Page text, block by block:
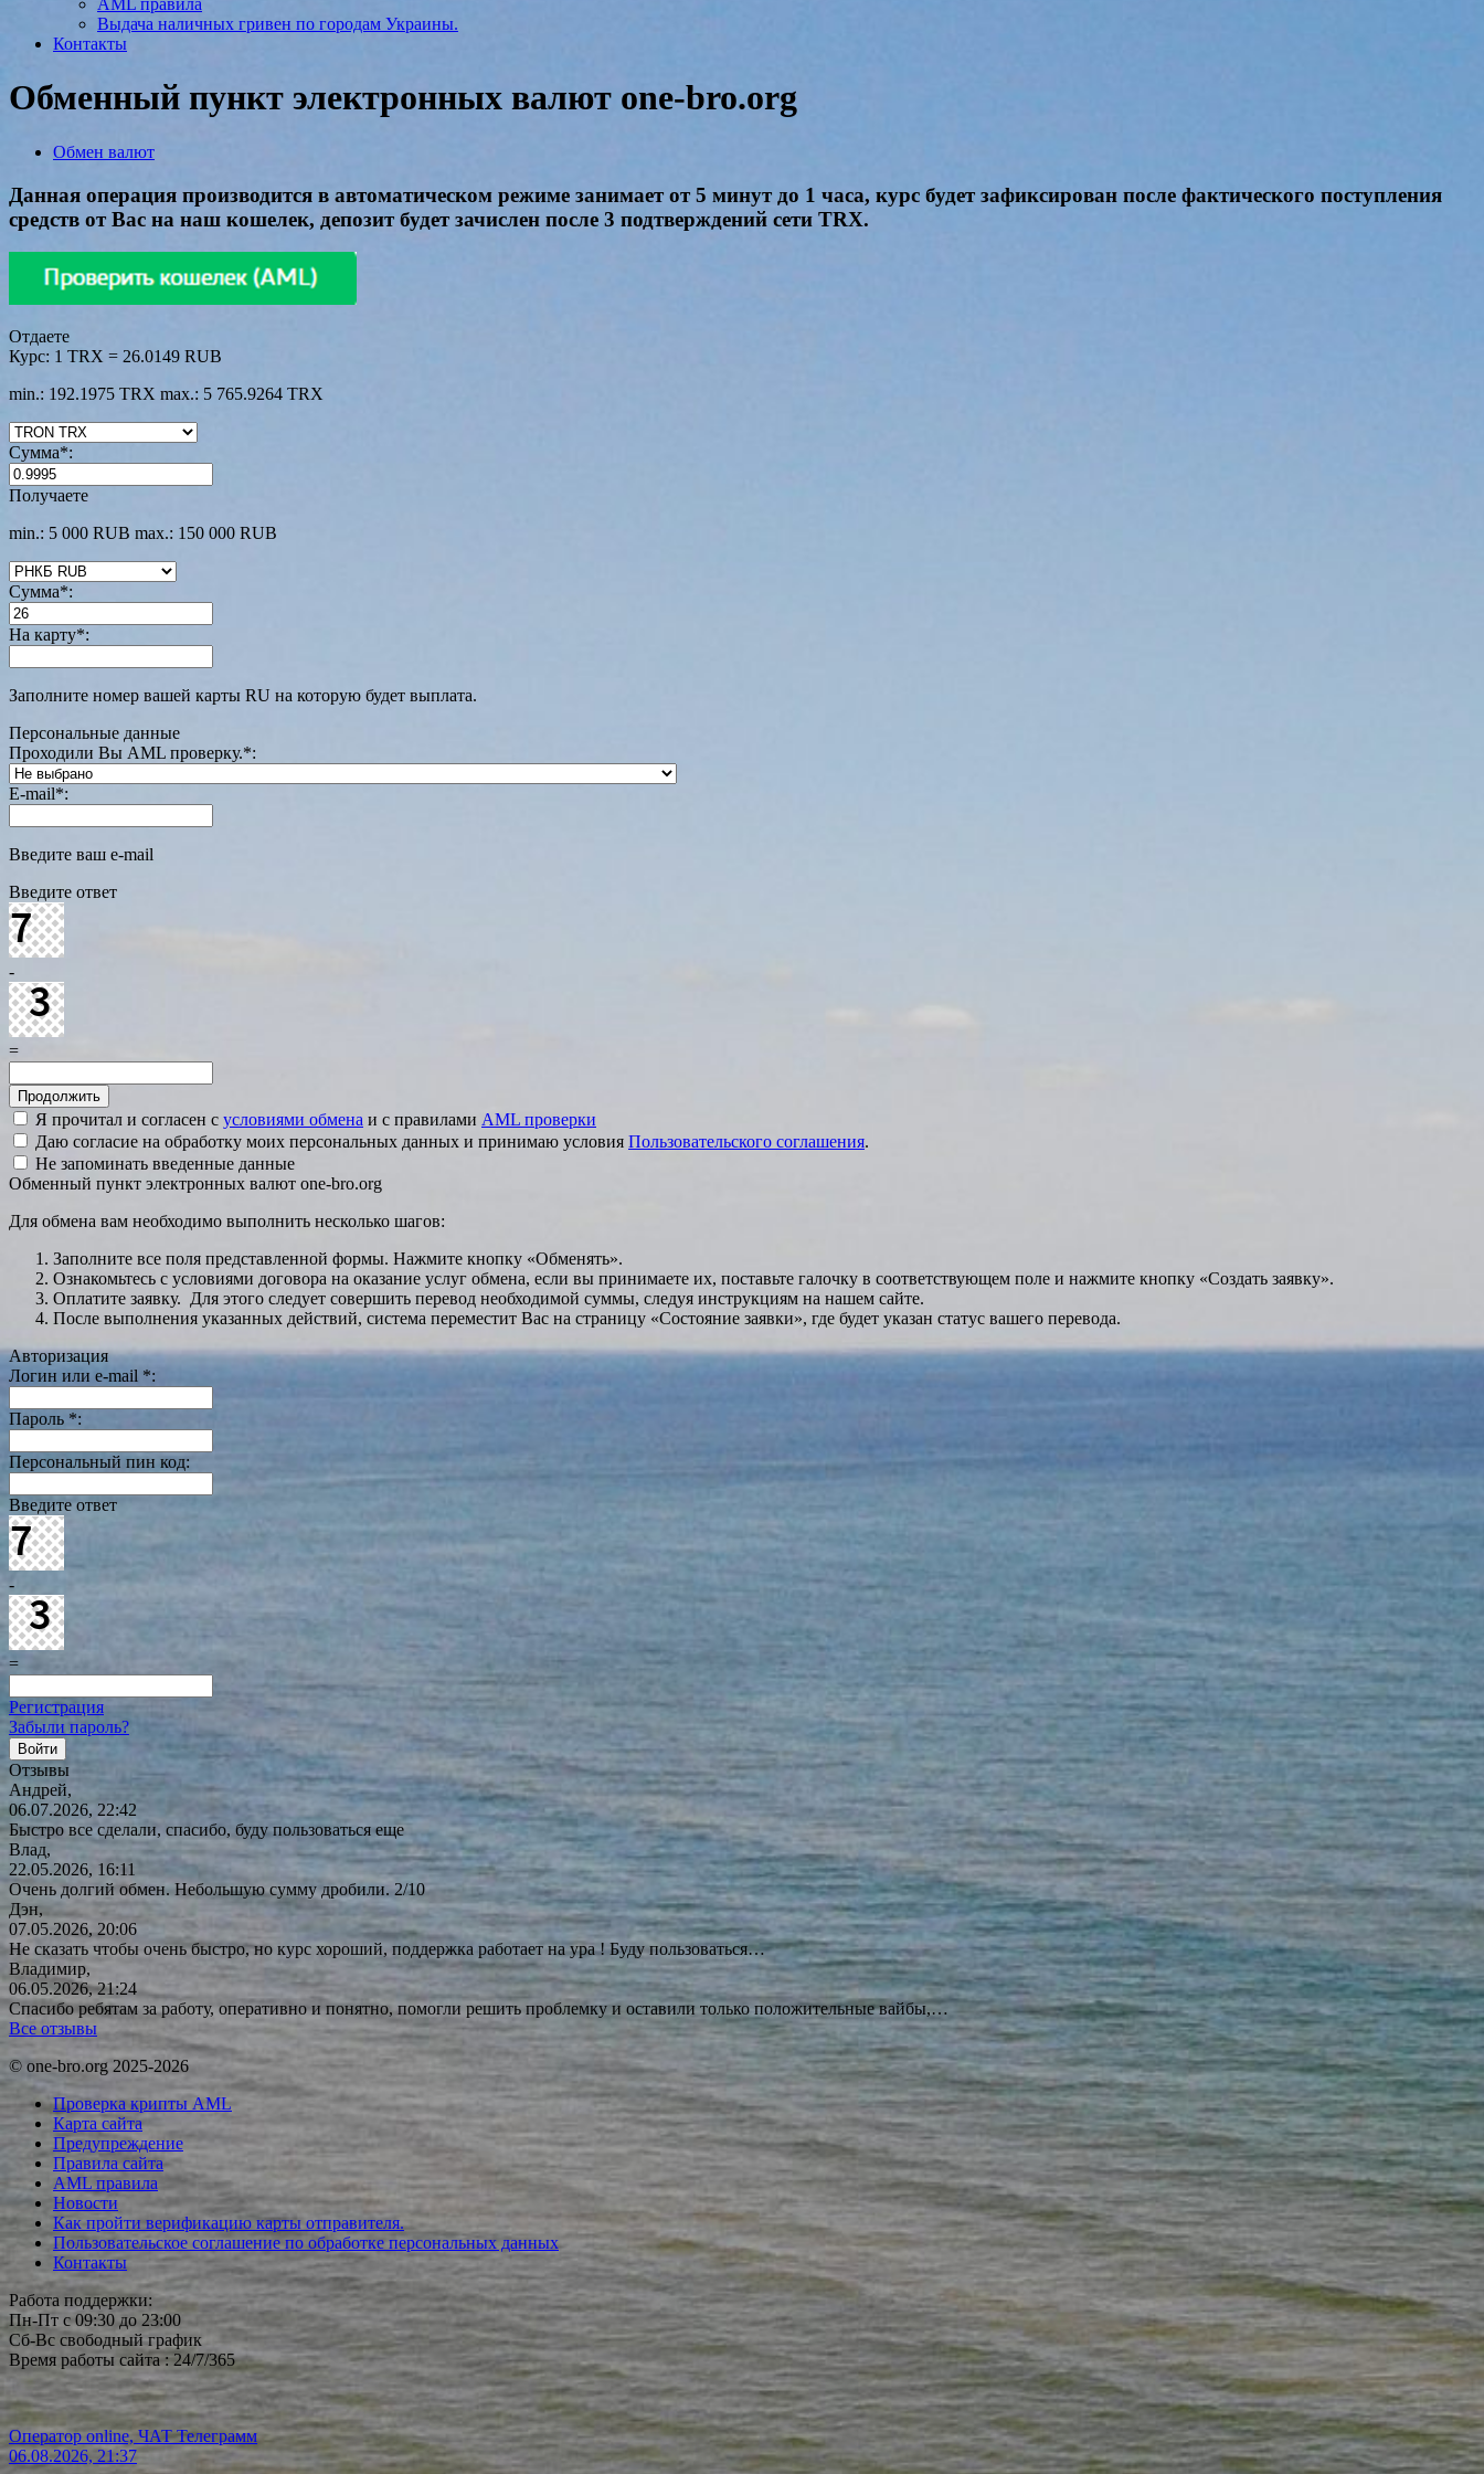
AML правила
Выдача наличных гривен по городам Украины.
Контакты
Обменный пункт электронных валют one-bro.org
Обмен валют
Данная операция производится в автоматическом режиме занимает от 5 минут до 1 часа, курс будет зафиксирован после фактического поступления
средств от Вас на наш кошелек, депозит будет зачислен после 3 подтверждений сети TRX.
Отдаете
Курс: 1 TRX = 26.0149 RUB
min.: 192.1975 TRX max.: 5 765.9264 TRX
Сумма*:
Получаете
min.: 5 000 RUB max.: 150 000 RUB
Сумма*:
На карту*:
Заполните номер вашей карты RU на которую будет выплата.
Персональные данные
Проходили Вы AML проверку.*:
E-mail*:
Введите ваш e-mail
Введите ответ
-
=
Я прочитал и согласен с условиями обмена и с правилами AML проверки
Даю согласие на обработку моих персональных данных и принимаю условия Пользовательского соглашения.
Не запоминать введенные данные
Обменный пункт электронных валют one-bro.org
Для обмена вам необходимо выполнить несколько шагов:
Заполните все поля представленной формы. Нажмите кнопку «Обменять».
Ознакомьтесь с условиями договора на оказание услуг обмена, если вы принимаете их, поставьте галочку в соответствующем поле и нажмите кнопку «Создать заявку».
Оплатите заявку. Для этого следует совершить перевод необходимой суммы, следуя инструкциям на нашем сайте.
После выполнения указанных действий, система переместит Вас на страницу «Состояние заявки», где будет указан статус вашего перевода.
Авторизация
Логин или e-mail *:
Пароль *:
Персональный пин код:
Введите ответ
-
=
Регистрация
Забыли пароль?
Отзывы
Андрей,
06.07.2026, 22:42
Быстро все сделали, спасибо, буду пользоваться еще
Влад,
22.05.2026, 16:11
Очень долгий обмен. Небольшую сумму дробили. 2/10
Дэн,
07.05.2026, 20:06
Не сказать чтобы очень быстро, но курс хороший, поддержка работает на ура ! Будупользоваться…
Владимир,
06.05.2026, 21:24
Спасибо ребятам за работу, оперативно и понятно, помогли решить проблемку и оставили только положительные вайбы,…
Все отзывы
© one-bro.org 2025-2026
Проверка крипты AML
Карта сайта
Предупреждение
Правила сайта
AML правила
Новости
Как пройти верификацию карты отправителя.
Пользовательское соглашение по обработке персональных данных
Контакты
Работа поддержки:
Пн-Пт с 09:30 до 23:00
Сб-Вс свободный график
Время работы сайта : 24/7/365
Оператор online, ЧАТ Телеграмм
06.08.2026, 21:37